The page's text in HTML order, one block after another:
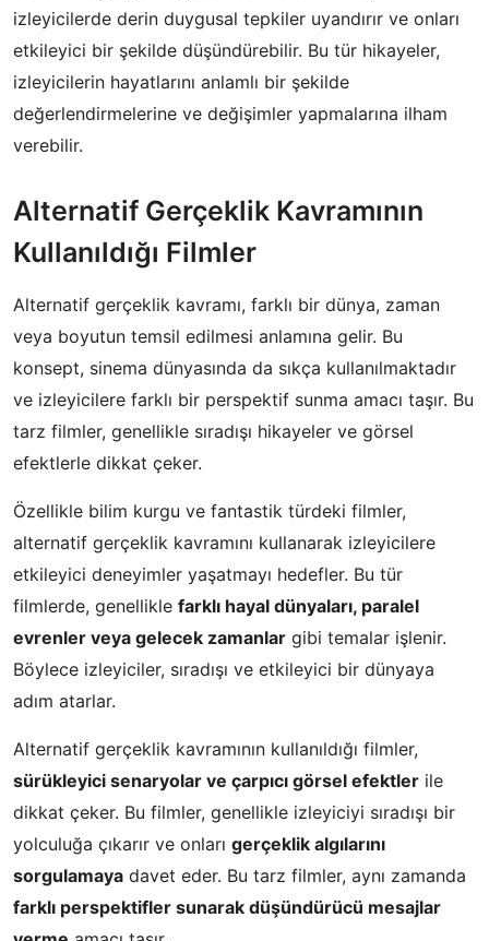
izleyicilerde derin duygusal tepkiler uyandırır ve onları
etkileyici bir şekilde düşündürebilir. Bu tür hikayeler,
izleyicilerin hayatlarını anlamlı bir şekilde
değerlendirmelerine ve değişimler yapmalarına ilham
verebilir.
Alternatif Gerçeklik Kavramının
Kullanıldığı Filmler
Alternatif gerçeklik kavramı, farklı bir dünya, zaman
veya boyutun temsil edilmesi anlamına gelir. Bu
konsept, sinema dünyasında da sıkça kullanılmaktadır
ve izleyicilere farklı bir perspektif sunma amacı taşır. Bu
tarz filmler, genellikle sıradışı hikayeler ve görsel
efektlerle dikkat çeker.
Özellikle bilim kurgu ve fantastik türdeki filmler,
alternatif gerçeklik kavramını kullanarak izleyicilere
etkileyici deneyimler yaşatmayı hedefler. Bu tür
filmlerde, genellikle farklı hayal dünyaları, paralel
evrenler veya gelecek zamanlar gibi temalar işlenir.
Böylece izleyiciler, sıradışı ve etkileyici bir dünyaya
adım atarlar.
Alternatif gerçeklik kavramının kullanıldığı filmler,
sürükleyici senaryolar ve çarpıcı görsel efektler ile
dikkat çeker. Bu filmler, genellikle izleyiciyi sıradışı bir
yolculuğa çıkarır ve onları gerçeklik algılarını
sorgulamaya davet eder. Bu tarz filmler, aynı zamanda
farklı perspektifler sunarak düşündürücü mesajlar